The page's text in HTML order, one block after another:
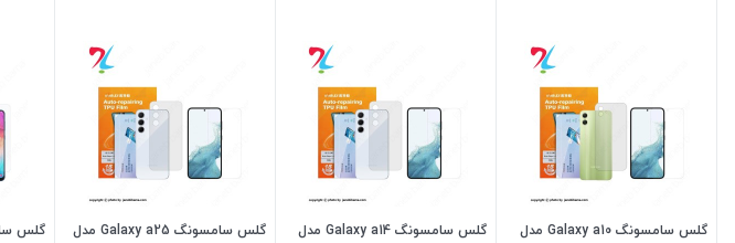
گلس سامسونگ Galaxy a10 مدل
گلس سامسونگ Galaxy a14 مدل
گلس سامسونگ Galaxy a25 مدل